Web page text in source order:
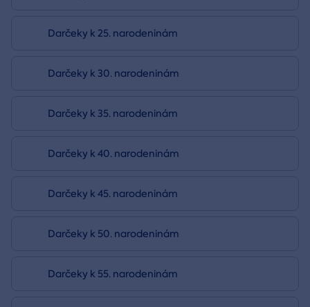
Darčeky k 25. narodeninám
Darčeky k 30. narodeninám
Darčeky k 35. narodeninám
Darčeky k 40. narodeninám
Darčeky k 45. narodeninám
Darčeky k 50. narodeninám
Darčeky k 55. narodeninám